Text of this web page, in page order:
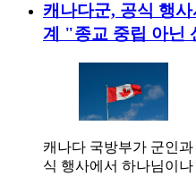
캐나다군, 공식 행
계 "종교 중립 아닌
캐나다 국방부가 군인
식 행사에서 하나님이